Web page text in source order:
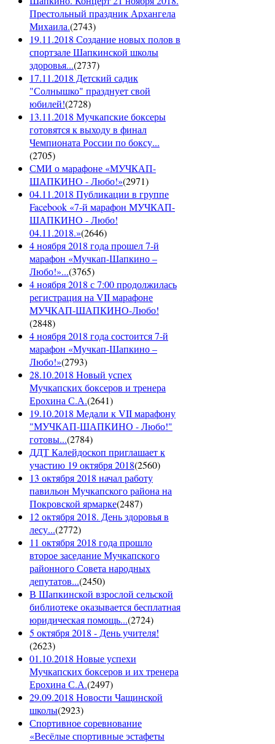
Престольный праздник Архангела
Михаила.(2743)
19.11.2018 Создание новых полов в
спортзале Шапкинской школы
здоровья...(2737)
17.11.2018 Детский садик
"Солнышко" празднует свой
юбилей!(2728)
13.11.2018 Мучкапские боксеры
готовятся к выходу в финал
Чемпионата России по боксу...
(2705)
СМИ о марафоне «МУЧКАП-
ШАПКИНО - Любо!»(2971)
04.11.2018 Публикации в группе
Facebook «7-й марафон МУЧКАП-
ШАПКИНО - Любо!
04.11.2018.»(2646)
4 ноября 2018 года прошел 7-й
марафон «Мучкап-Шапкино –
Любо!»...(3765)
4 ноября 2018 с 7:00 продолжилась
регистрация на VII марафоне
МУЧКАП-ШАПКИНО-Любо!
(2848)
4 ноября 2018 года состоится 7-й
марафон «Мучкап-Шапкино –
Любо!»(2793)
28.10.2018 Новый успех
Мучкапских боксеров и тренера
Ерохина С.А.(2641)
19.10.2018 Медали к VII марафону
"МУЧКАП-ШАПКИНО - Любо!"
готовы...(2784)
ДДТ Калейдоскоп приглашает к
участию 19 октября 2018(2560)
13 октября 2018 начал работу
павильон Мучкапского района на
Покровской ярмарке(2487)
12 октября 2018. День здоровья в
лесу...(2772)
11 октября 2018 года прошло
второе заседание Мучкапского
районного Совета народных
депутатов...(2450)
В Шапкинской взрослой сельской
библиотеке оказывается бесплатная
юридическая помощь...(2724)
5 октября 2018 - День учителя!
(2623)
01.10.2018 Новые успехи
Мучкапских боксеров и их тренера
Ерохина С.А.(2497)
29.09.2018 Новости Чащинской
школы(2923)
Спортивное соревнование
«Весёлые спортивные эстафеты